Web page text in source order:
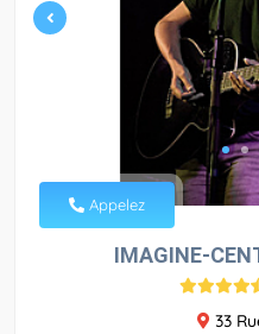
Appelez
IMAGINE-
33